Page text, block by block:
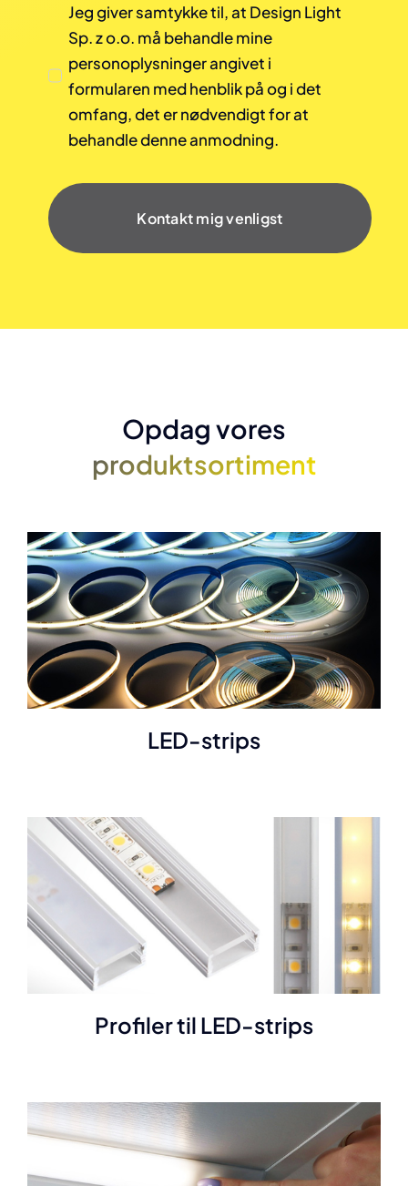
Jeg giver samtykke til, at Design Light
Sp. z o.o. må behandle mine
personoplysninger angivet i
formularen med henblik på og i det
omfang, det er nødvendigt for at
behandle denne anmodning.
Kontakt mig venligst
Opdag vores
produktsortiment
LED-strips
Profiler til LED-strips